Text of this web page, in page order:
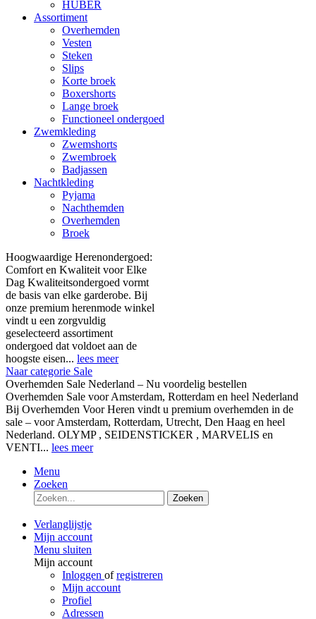
HUBER
Assortiment
Overhemden
Vesten
Steken
Slips
Korte broek
Boxershorts
Lange broek
Functioneel ondergoed
Zwemkleding
Zwemshorts
Zwembroek
Badjassen
Nachtkleding
Pyjama
Nachthemden
Overhemden
Broek
Hoogwaardige Herenondergoed:
Comfort en Kwaliteit voor Elke
Dag Kwaliteitsondergoed vormt
de basis van elke garderobe. Bij
onze premium herenmode winkel
vindt u een zorgvuldig
geselecteerd assortiment
ondergoed dat voldoet aan de
hoogste eisen... lees meer
Naar categorie Sale
Overhemden Sale Nederland – Nu voordelig bestellen
Overhemden Sale voor Amsterdam, Rotterdam en heel Nederland
Bij Overhemden Voor Heren vindt u premium overhemden in de
sale – voor Amsterdam, Rotterdam, Utrecht, Den Haag en heel
Nederland. OLYMP , SEIDENSTICKER , MARVELIS en
VENTI... lees meer
Menu
Zoeken
Zoeken
Verlanglijstje
Mijn account
Menu sluiten
Mijn account
Inloggen ofregistreren
Mijn account
Profiel
Adressen